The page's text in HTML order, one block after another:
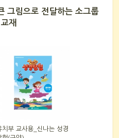
그림으로 전달하는 소그룹
교재
치부 교사용_신나는 성경